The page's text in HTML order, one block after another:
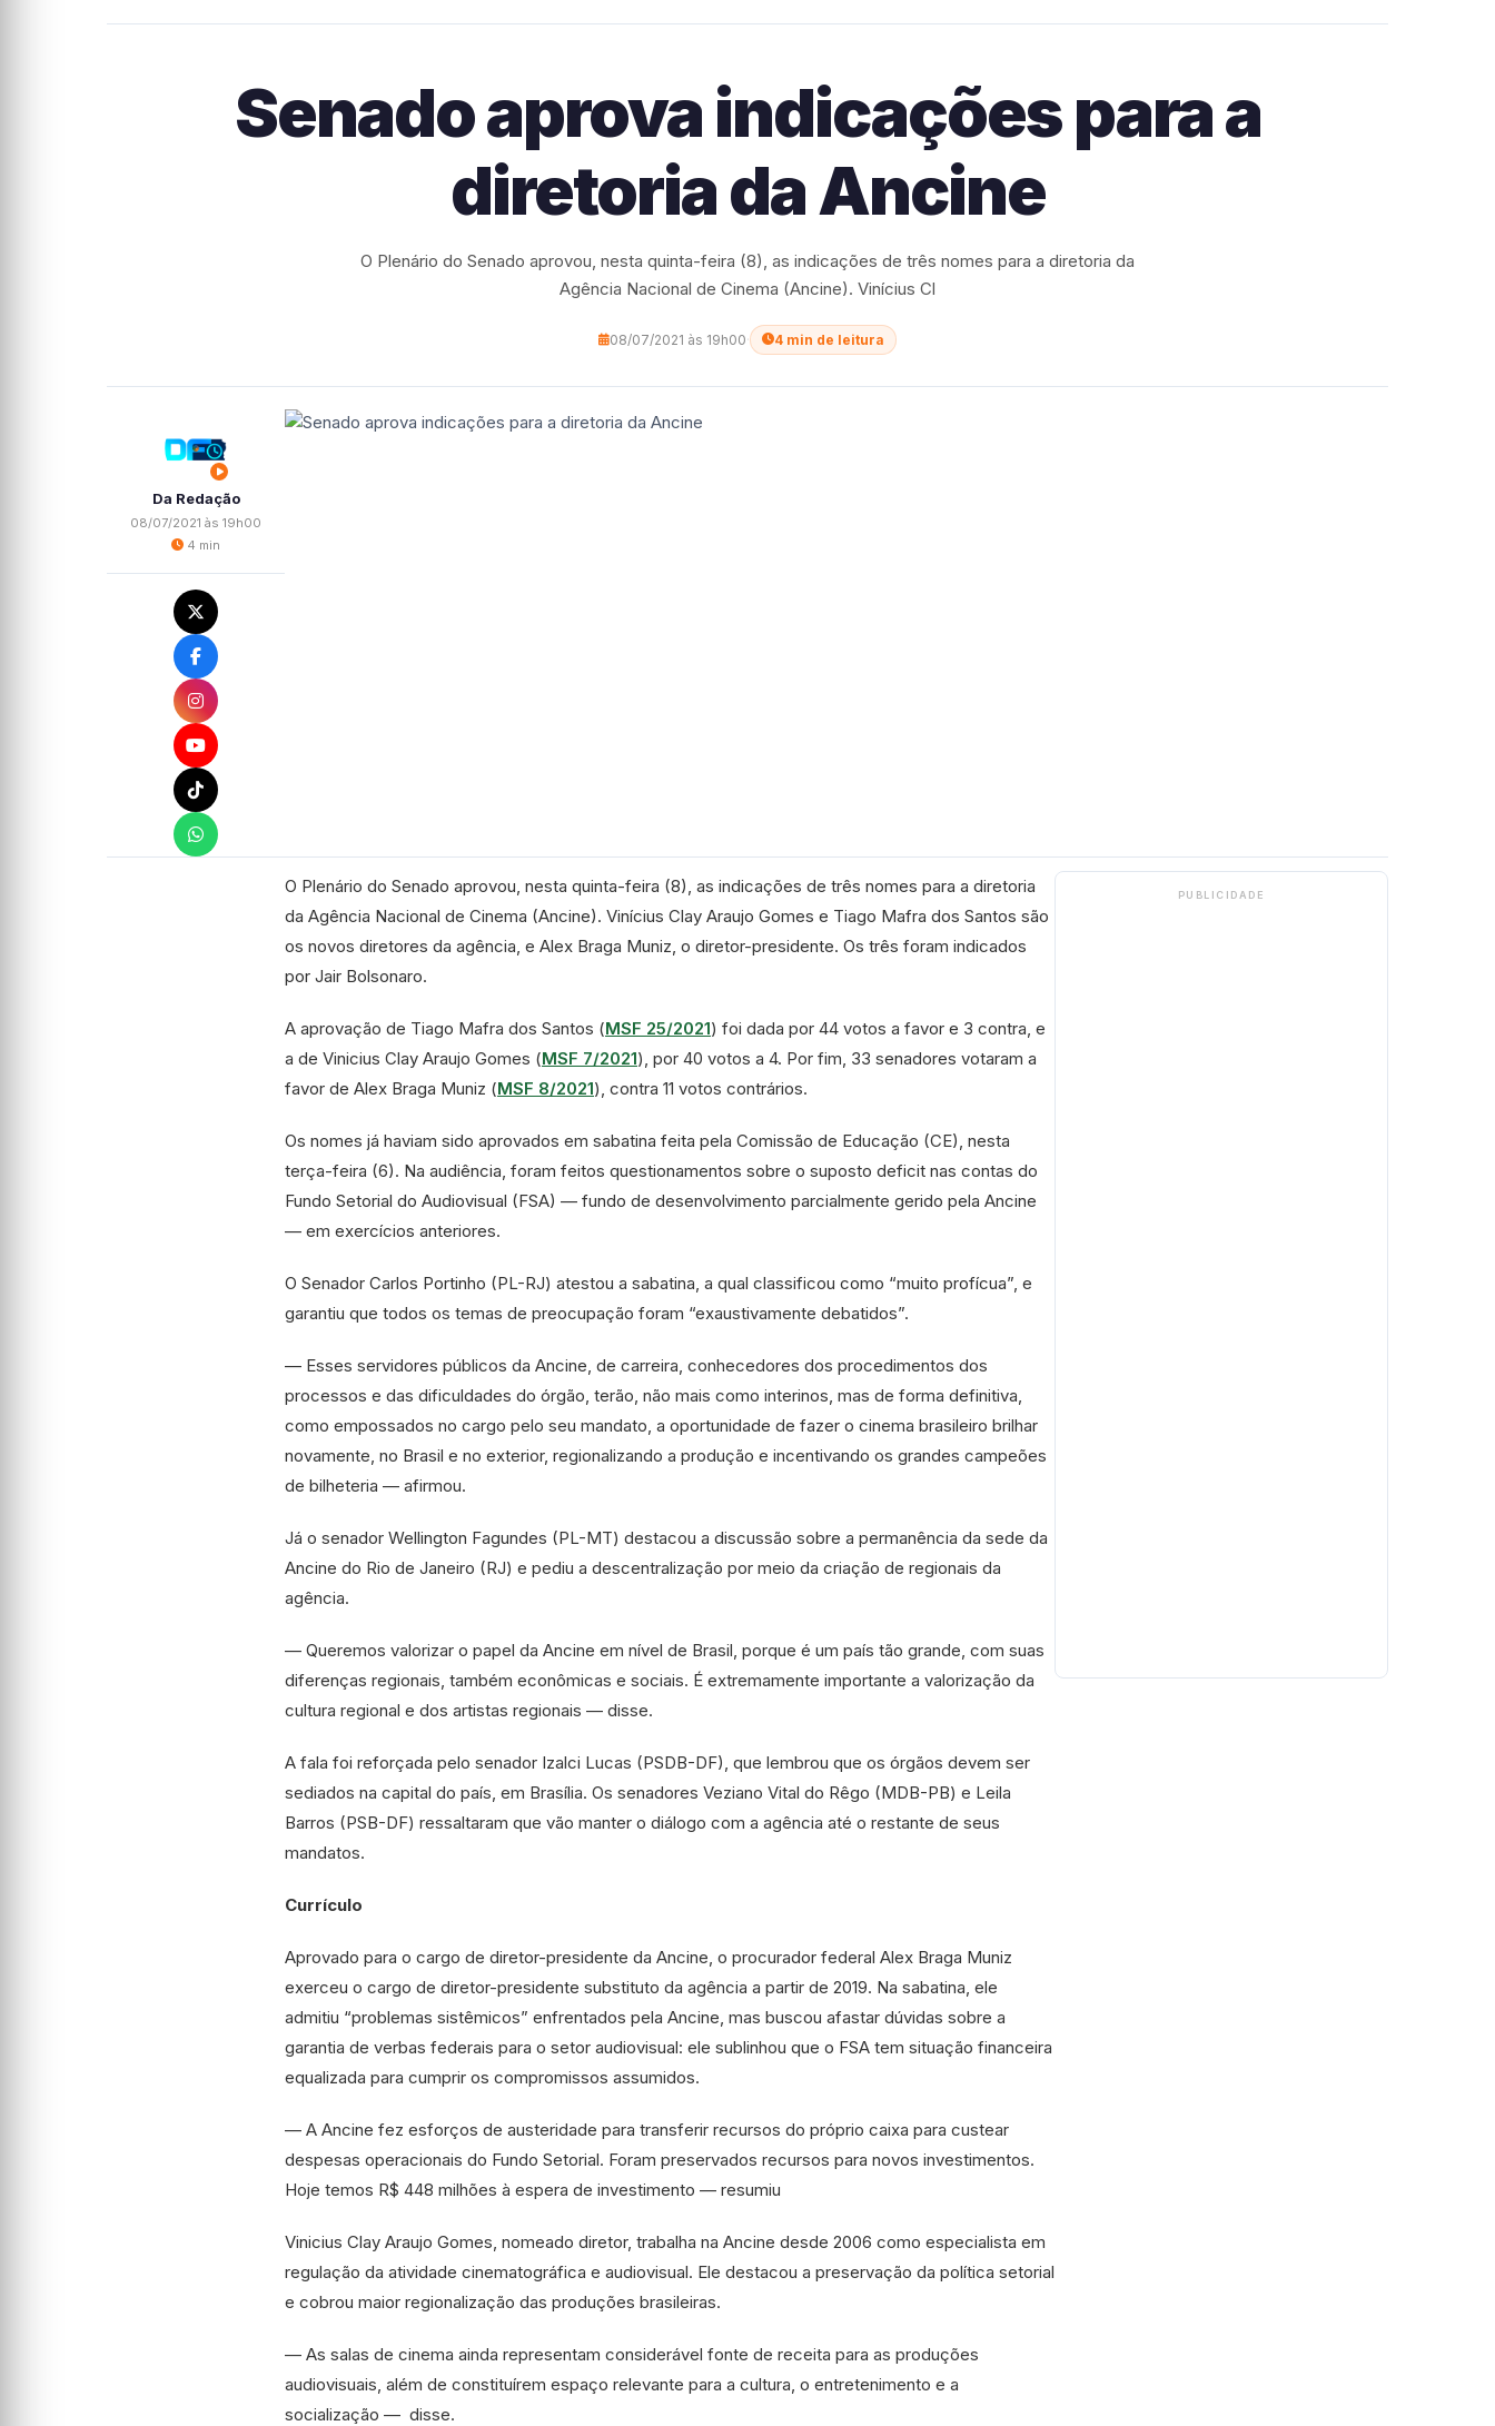
Senado aprova indicações para a
diretoria da Ancine
O Plenário do Senado aprovou, nesta quinta-feira (8), as indicações de três nomes para a diretoria da
Agência Nacional de Cinema (Ancine). Vinícius Cl
08/07/2021 às 19h00· 4 min de leitura
Da Redação
08/07/2021 às 19h00
4 min
O Plenário do Senado aprovou, nesta quinta-feira (8), as indicações de três nomes para a diretoria
da Agência Nacional de Cinema (Ancine). Vinícius Clay Araujo Gomes e Tiago Mafra dos Santos são
os novos diretores da agência, e Alex Braga Muniz, o diretor-presidente. Os três foram indicados
por Jair Bolsonaro.
A aprovação de Tiago Mafra dos Santos (MSF 25/2021) foi dada por 44 votos a favor e 3 contra, e
a de Vinicius Clay Araujo Gomes (MSF 7/2021), por 40 votos a 4. Por fim, 33 senadores votaram a
favor de Alex Braga Muniz (MSF 8/2021), contra 11 votos contrários.
Os nomes já haviam sido aprovados em sabatina feita pela Comissão de Educação (CE), nesta
terça-feira (6). Na audiência, foram feitos questionamentos sobre o suposto deficit nas contas do
Fundo Setorial do Audiovisual (FSA) — fundo de desenvolvimento parcialmente gerido pela Ancine
— em exercícios anteriores.
O Senador Carlos Portinho (PL-RJ) atestou a sabatina, a qual classificou como “muito profícua”, e
garantiu que todos os temas de preocupação foram “exaustivamente debatidos”.
— Esses servidores públicos da Ancine, de carreira, conhecedores dos procedimentos dos
processos e das dificuldades do órgão, terão, não mais como interinos, mas de forma definitiva,
como empossados no cargo pelo seu mandato, a oportunidade de fazer o cinema brasileiro brilhar
novamente, no Brasil e no exterior, regionalizando a produção e incentivando os grandes campeões
de bilheteria — afirmou.
Já o senador Wellington Fagundes (PL-MT) destacou a discussão sobre a permanência da sede da
Ancine do Rio de Janeiro (RJ) e pediu a descentralização por meio da criação de regionais da
agência.
— Queremos valorizar o papel da Ancine em nível de Brasil, porque é um país tão grande, com suas
diferenças regionais, também econômicas e sociais. É extremamente importante a valorização da
cultura regional e dos artistas regionais — disse.
A fala foi reforçada pelo senador Izalci Lucas (PSDB-DF), que lembrou que os órgãos devem ser
sediados na capital do país, em Brasília. Os senadores Veziano Vital do Rêgo (MDB-PB) e Leila
Barros (PSB-DF) ressaltaram que vão manter o diálogo com a agência até o restante de seus
mandatos.
Currículo
Aprovado para o cargo de diretor-presidente da Ancine, o procurador federal Alex Braga Muniz
exerceu o cargo de diretor-presidente substituto da agência a partir de 2019. Na sabatina, ele
admitiu “problemas sistêmicos” enfrentados pela Ancine, mas buscou afastar dúvidas sobre a
garantia de verbas federais para o setor audiovisual: ele sublinhou que o FSA tem situação financeira
equalizada para cumprir os compromissos assumidos.
— A Ancine fez esforços de austeridade para transferir recursos do próprio caixa para custear
despesas operacionais do Fundo Setorial. Foram preservados recursos para novos investimentos.
Hoje temos R$ 448 milhões à espera de investimento — resumiu
Vinicius Clay Araujo Gomes, nomeado diretor, trabalha na Ancine desde 2006 como especialista em
regulação da atividade cinematográfica e audiovisual. Ele destacou a preservação da política setorial
e cobrou maior regionalização das produções brasileiras.
— As salas de cinema ainda representam considerável fonte de receita para as produções
audiovisuais, além de constituírem espaço relevante para a cultura, o entretenimento e a
socialização — disse.
PUBLICIDADE